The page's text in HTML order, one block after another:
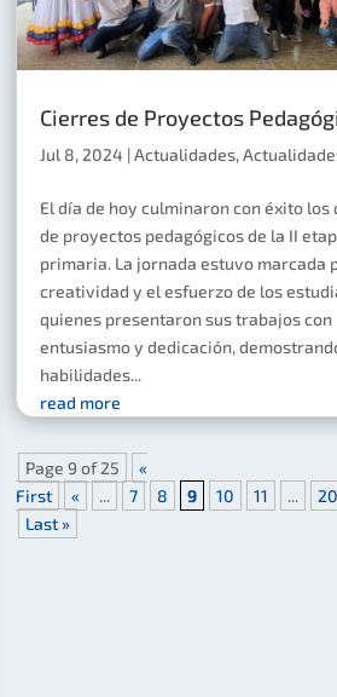
Cierres de Proyectos
Jul 8, 2024 |Actualidades,
El día de hoy culminaron con éxito los
de proyectos pedagógicos de la II
primaria. La jornada estuvo marcada
creatividad y el esfuerzo de los
quienes presentaron sus trabajos con
entusiasmo y dedicación,
habilidades...
read more
Page 9 of 25
«
First
« ... 7 8 9 10 11 ... 20
Last »